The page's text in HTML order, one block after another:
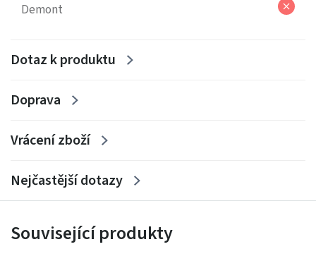
Demont
Dotaz k produktu
Doprava
Vrácení zboží
Nejčastější dotazy
Související produkty